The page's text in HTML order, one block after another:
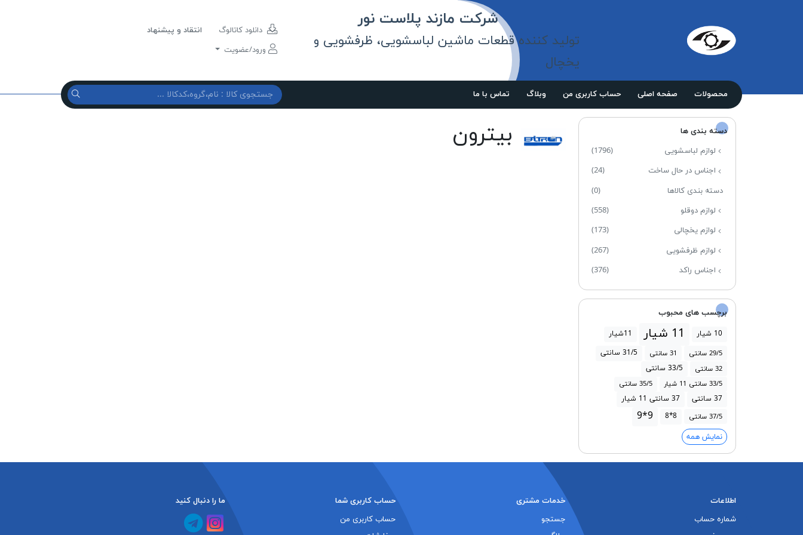
پلاست
شرکت مازند پلاست نور
تولید کننده قطعات ماشین لباسشویی، ظرفشویی و
یخچال
دانلود کاتالوگ
انتقاد و پیشنهاد
ورود/عضویت
محصولات صفحه اصلی حساب کاربری من وبلاگ تماس با ما
دسته بندی ها
لوازم لباسشویی
(1796)
اجناس در حال ساخت
(24)
دسته بندی کالاها
(0)
لوازم دوقلو
(558)
لوازم یخچالی
(173)
لوازم ظرفشویی
(267)
اجناس راکد
(376)
برچسب های محبوب
10 شیار 11 شیار 11شیار
29/5 سانتی 31 سانتی
31/5 سانتی
32 سانتی
33/5 سانتی
33/5 سانتی 11 شیار
35/5 سانتی
37 سانتی
37 سانتی 11 شیار
37/5 سانتی
8*8
9*9
نمایش همه
بیترون
اطلاعات
شماره حساب
خدمات مشتری
جستجو
حساب کاربری شما
حساب کاربری من
ما را دنبال کنید
کانال آپارات
کانال تلگرام